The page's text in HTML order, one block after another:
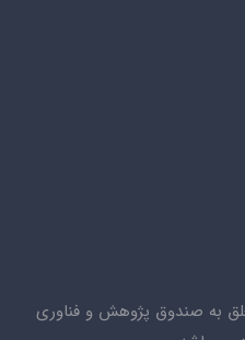
به صندوق پژوهش و فناوری